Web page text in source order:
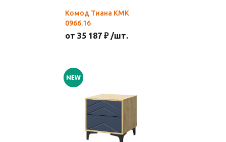
Комод Тиана КМК
0966.16
от 35 187 ₽ /шт.